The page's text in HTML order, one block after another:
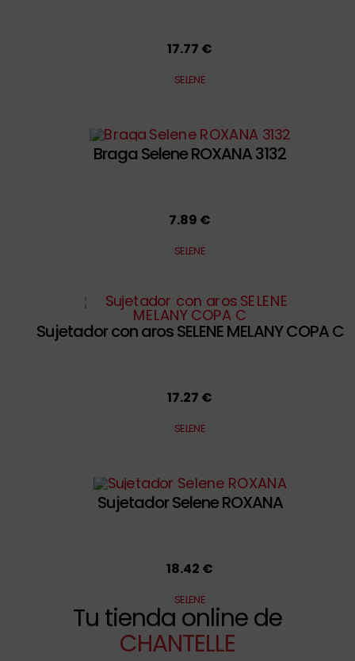
17.77 €
SELENE
Braga Selene ROXANA 3132
7.89 €
SELENE
Sujetador con aros SELENE MELANY COPA C
17.27 €
SELENE
Sujetador Selene ROXANA
18.42 €
SELENE
Tu tienda online de
CHANTELLE